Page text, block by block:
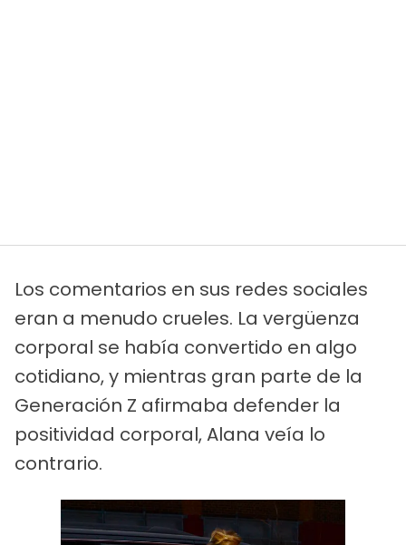
Los comentarios en sus redes sociales
eran a menudo crueles. La vergüenza
corporal se había convertido en algo
cotidiano, y mientras gran parte de la
Generación Z afirmaba defender la
positividad corporal, Alana veía lo
contrario.